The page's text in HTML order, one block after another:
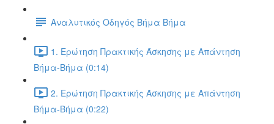
Αναλυτικός Οδηγός Βήμα Βήμα
1. Ερώτηση Πρακτικής Άσκησης με Απάντηση
Βήμα-Βήμα (0:14)
2. Ερώτηση Πρακτικής Άσκησης με Απάντηση
Βήμα-Βήμα (0:22)